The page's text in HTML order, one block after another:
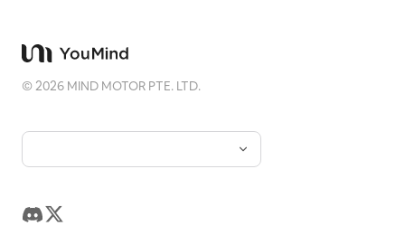
©2026 MIND MOTOR PTE. LTD.